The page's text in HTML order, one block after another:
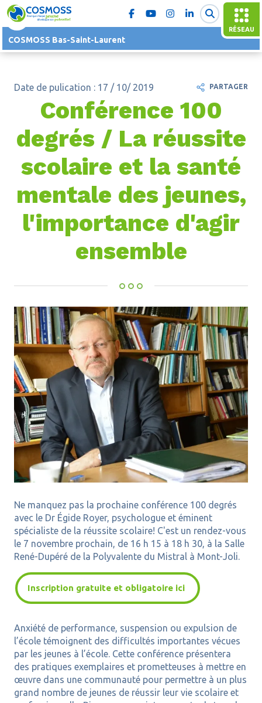
RÉSEAU
COSMOSS Bas-Saint-Laurent
Date de pulication : 17 / 10/ 2019
Conférence 100
degrés / La réussite
scolaire et la santé
mentale des jeunes,
l'importance d'agir
ensemble
Ne manquez pas la prochaine conférence 100 degrés
avec le Dr Égide Royer, psychologue et éminent
spécialiste de la réussite scolaire! C'est un rendez-vous
le 7 novembre prochain, de 16 h 15 à 18 h 30, à la Salle
René-Dupéré de la Polyvalente du Mistral à Mont-Joli.
Inscription gratuite et obligatoire ici
Anxiété de performance, suspension ou expulsion de
l’école témoignent des difficultés importantes vécues
par les jeunes à l’école. Cette conférence présentera
des pratiques exemplaires et prometteuses à mettre en
œuvre dans une communauté pour permettre à un plus
grand nombre de jeunes de réussir leur vie scolaire et
PARTAGER